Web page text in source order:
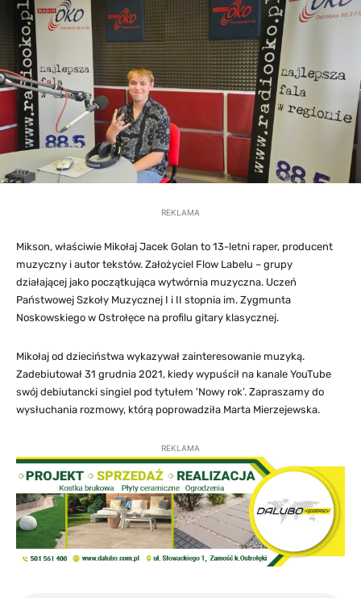
REKLAMA
Mikson, właściwie Mikołaj Jacek Golan to 13-letni raper, producent
muzyczny i autor tekstów. Założyciel Flow Labelu – grupy
działającej jako początkująca wytwórnia muzyczna. Uczeń
Państwowej Szkoły Muzycznej I i II stopnia im. Zygmunta
Noskowskiego w Ostrołęce na profilu gitary klasycznej.
Mikołaj od dzieciństwa wykazywał zainteresowanie muzyką.
Zadebiutował 31 grudnia 2021, kiedy wypuścił na kanale YouTube
swój debiutancki singiel pod tytułem 'Nowy rok’. Zapraszamy do
wysłuchania rozmowy, którą poprowadziła Marta Mierzejewska.
REKLAMA